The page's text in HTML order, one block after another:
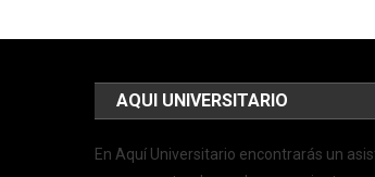
AQUI UNIVERSITARIO
En Aquí Universitario encontrarás un